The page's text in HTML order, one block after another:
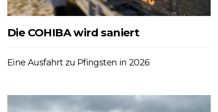
Die COHIBA wird saniert
Eine Ausfahrt zu Pfingsten in 2026